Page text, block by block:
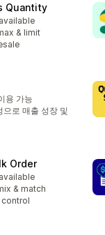
Quantity
& limit
용 가능
로 매출 성장 및
Order
& match